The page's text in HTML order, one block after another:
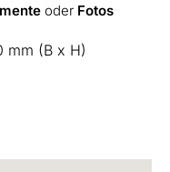
oder Fotos
mm (B x H)